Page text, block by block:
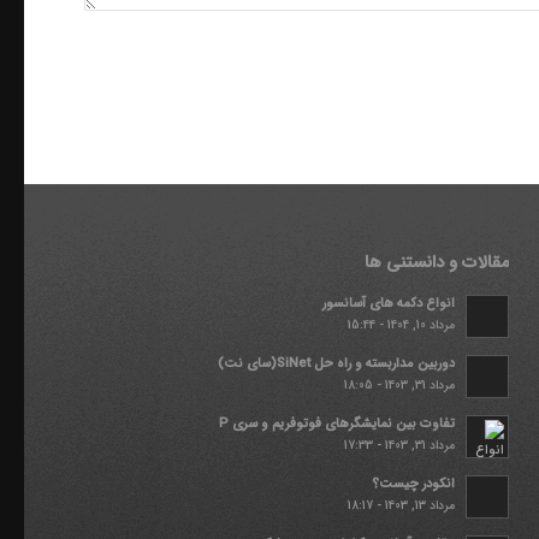
مقالات و دانستنی ها
انواع دکمه های آسانسور
مرداد 10, 1404 - 15:44
دوربین مداربسته و راه حل SiNet(سای نت)
مرداد 31, 1403 - 18:05
تفاوت بین نمایشگرهای فوتوفریم و سری P
مرداد 31, 1403 - 17:33
انکودر چیست؟
مرداد 13, 1403 - 18:17